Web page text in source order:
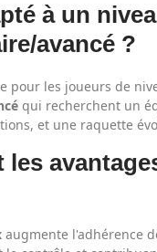
à un
avancé ?
pour les joueurs de
qui recherchent un
et une raquette
les
augmente l'adhérence